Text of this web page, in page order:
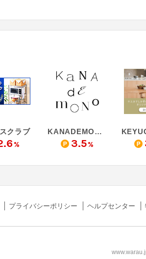
クラブ
%
KANADEMONO ‐ カナデモノ
3.5%
プライバシーポリシー ヘルプセンター